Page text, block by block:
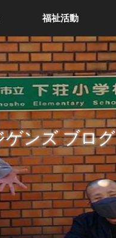
福祉活動
ゲンズ ブログ